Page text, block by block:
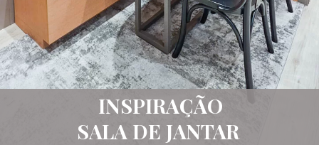
INSPIRAÇÃO
SALA DE JANTAR